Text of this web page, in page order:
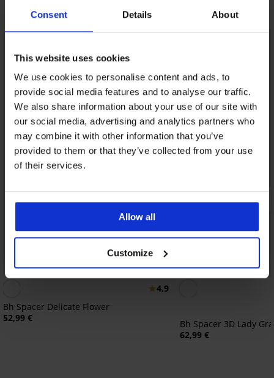
Consent Details About
This website uses cookies
We use cookies to personalise content and ads, to
provide social media features and to analyse our traffic.
We also share information about your use of our site with
our social media, advertising and analytics partners who
may combine it with other information that you’ve
provided to them or that they’ve collected from your use
of their services.
Allow all
Customize
Misschien vindt u dit ook leuk
Bestseller
4,9
Bh Spacer Delicate Flower
52,99 €
Bestseller
Bh Spacer 3D Lady
62,99 €